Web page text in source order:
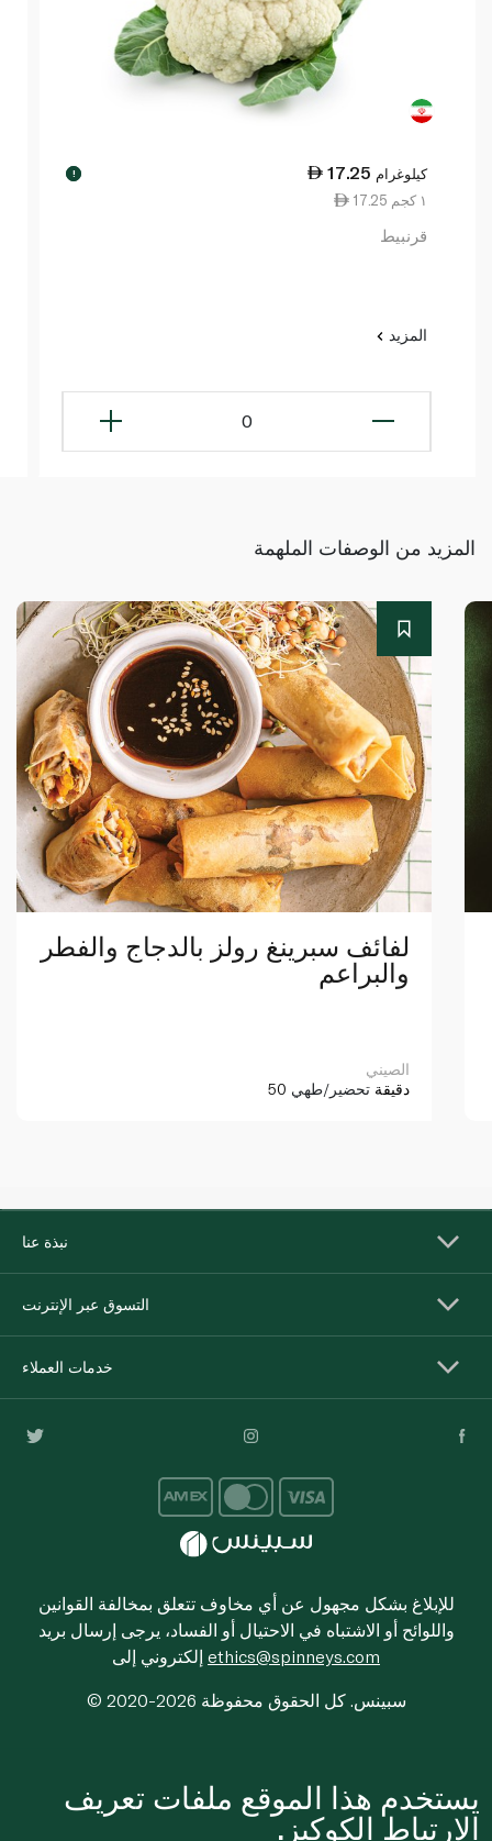
17.25 كيلوغرام !
17.25 ١ كجم
قرنبيط
المزيد
0
المزيد من الوصفات الملهمة
لفائف سبرينغ رولز بالدجاج والفطر
والبراعم
الصيني
50 دقيقة تحضير/طهي
نبذة عنا
التسوق عبر الإنترنت
خدمات العملاء
للإبلاغ بشكل مجهول عن أي مخاوف تتعلق بمخالفة القوانين
واللوائح أو الاشتباه في الاحتيال أو الفساد، يرجى إرسال بريد
ethics@spinneys.com
© 2020-2026 سبينس. كل الحقوق محفوظة
يستخدم هذا الموقع ملفات تعريف
الارتباط الكوكيز.